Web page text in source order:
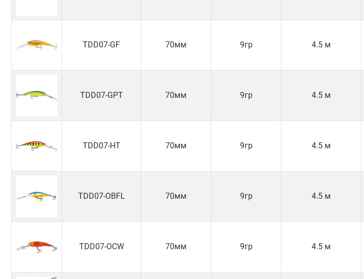
TDD07-GF 70мм 9гр 4.5 м
TDD07-GPT 70мм 9гр 4.5 м
TDD07-HT 70мм 9гр 4.5 м
TDD07-OBFL 70мм 9гр 4.5 м
TDD07-OCW 70мм 9гр 4.5 м